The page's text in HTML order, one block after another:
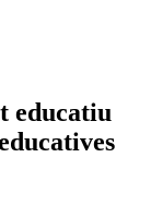
educatiu